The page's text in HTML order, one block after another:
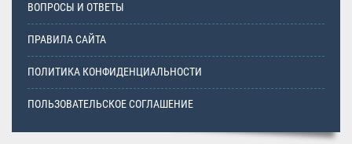
ВОПРОСЫ И ОТВЕТЫ
ПРАВИЛА САЙТА
ПОЛИТИКА КОНФИДЕНЦИАЛЬНОСТИ
ПОЛЬЗОВАТЕЛЬСКОЕ СОГЛАШЕНИЕ